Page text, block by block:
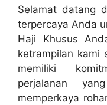
Selamat datang
terpercaya Anda
Haji Khusus
ketrampilan kami
memiliki
perjalanan
memperkaya